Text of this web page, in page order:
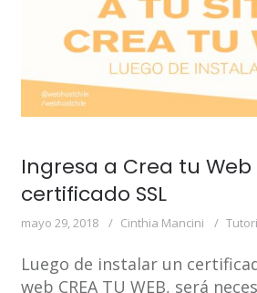
Ingresa a Crea tu
certificado SSL
mayo 29, 2018 Cinthia Mancini
Luego de instalar un
web CREA TU WEB, será